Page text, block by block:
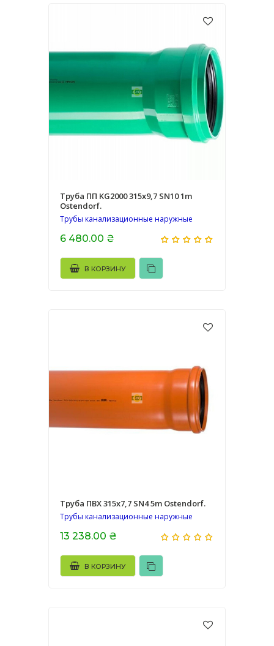
Труба ПП KG2000 315х9,7 SN10 1m
Ostendorf.
Трубы канализационные наружные
6 480.00 ₴
В КОРЗИНУ
Труба ПВХ 315х7,7 SN4 5m Ostendorf.
Трубы канализационные наружные
13 238.00 ₴
В КОРЗИНУ